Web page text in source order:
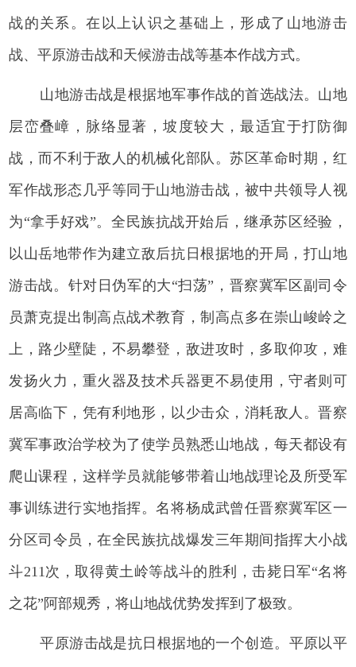
战的关系。在以上认识之基础上，形成了山地游击
战、平原游击战和天候游击战等基本作战方式。
山地游击战是根据地军事作战的首选战法。山地
层峦叠嶂，脉络显著，坡度较大，最适宜于打防御
战，而不利于敌人的机械化部队。苏区革命时期，红
军作战形态几乎等同于山地游击战，被中共领导人视
为“拿手好戏”。全民族抗战开始后，继承苏区经验，
以山岳地带作为建立敌后抗日根据地的开局，打山地
游击战。针对日伪军的大“扫荡”，晋察冀军区副司令
员萧克提出制高点战术教育，制高点多在崇山峻岭之
上，路少壁陡，不易攀登，敌进攻时，多取仰攻，难
发扬火力，重火器及技术兵器更不易使用，守者则可
居高临下，凭有利地形，以少击众，消耗敌人。晋察
冀军事政治学校为了使学员熟悉山地战，每天都设有
爬山课程，这样学员就能够带着山地战理论及所受军
事训练进行实地指挥。名将杨成武曾任晋察冀军区一
分区司令员，在全民族抗战爆发三年期间指挥大小战
斗211次，取得黄土岭等战斗的胜利，击毙日军“名将
之花”阿部规秀，将山地战优势发挥到了极致。
平原游击战是抗日根据地的一个创造。平原以平